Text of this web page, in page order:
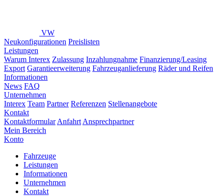
VW
Neukonfigurationen Preislisten
Leistungen
Warum Interex Zulassung Inzahlungnahme Finanzierung/Leasing
Export Garantieerweiterung Fahrzeuganlieferung Räder und Reifen
Informationen
News FAQ
Unternehmen
Interex Team Partner Referenzen Stellenangebote
Kontakt
Kontaktformular Anfahrt Ansprechpartner
Mein Bereich
Konto
Fahrzeuge
Leistungen
Informationen
Unternehmen
Kontakt